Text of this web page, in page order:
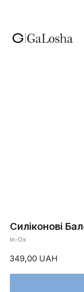
Силіконові
In-Ox
349,00 UAH